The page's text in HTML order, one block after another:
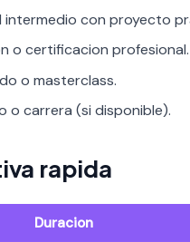
intermedio con proyecto
o certificacion profesional.
o masterclass.
o carrera (si disponible).
rapida
Duracion